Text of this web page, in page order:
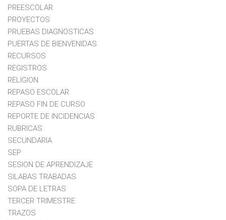
PREESCOLAR
PROYECTOS
PRUEBAS DIAGNOSTICAS
PUERTAS DE BIENVENIDAS
RECURSOS
REGISTROS
RELIGION
REPASO ESCOLAR
REPASO FIN DE CURSO
REPORTE DE INCIDENCIAS
RUBRICAS
SECUNDARIA
SEP
SESION DE APRENDIZAJE
SILABAS TRABADAS
SOPA DE LETRAS
TERCER TRIMESTRE
TRAZOS